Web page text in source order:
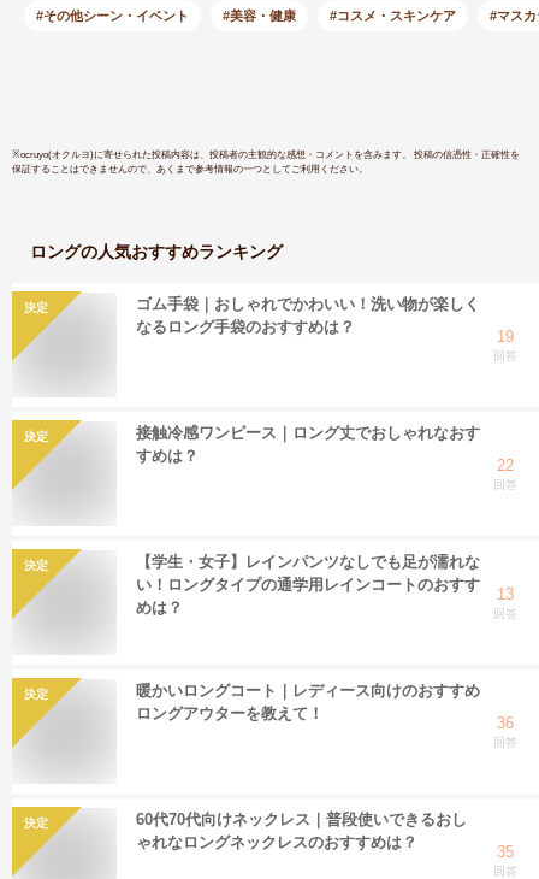
アップ
#その他シーン・イベント #美容・健康 #コスメ・スキンケア #マスカ
※ocruyo(オクルヨ)に寄せられた投稿内容は、投稿者の主観的な感想・コメントを含みます。 投稿の信憑性・正確性を
保証することはできませんので、あくまで参考情報の一つとしてご利用ください。
ロングの人気おすすめランキング
決定
ゴム手袋｜おしゃれでかわいい！洗い物が楽しく
なるロング手袋のおすすめは？
19
回答
決定
接触冷感ワンピース｜ロング丈でおしゃれなおす
すめは？
22
回答
決定
【学生・女子】レインパンツなしでも足が濡れな
い！ロングタイプの通学用レインコートのおすす
めは？
13
回答
決定
暖かいロングコート｜レディース向けのおすすめ
ロングアウターを教えて！
36
回答
決定
60代70代向けネックレス｜普段使いできるおし
ゃれなロングネックレスのおすすめは？
35
回答